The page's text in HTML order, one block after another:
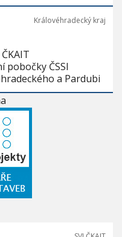
Královéhradecký kraj
pobočky ČSSI
a Pardubi